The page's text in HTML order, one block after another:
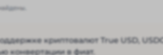
криптовалют True USD,
конвертации в фиат.